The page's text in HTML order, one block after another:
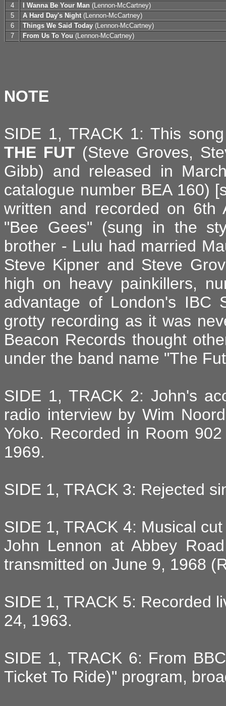
4
I Wanna Be Your Man (Lennon-McCartney)
5
A Hard Day's Night (Lennon-McCartney)
6
Things We Said Today (Lennon-McCartney)
7
From Us To You (Lennon-McCartney)
NOTE
SIDE 1, TRACK 1: This
THE FUT (Steve Groves,
Gibb) and released in
catalogue number BEA 160)
written and recorded on 6th
"Bee Gees" (sung in the
brother - Lulu had married
Steve Kipner and Steve
high on heavy painkillers,
advantage of London's IBC
grotty recording as it was
Beacon Records thought
under the band name "The
SIDE 1, TRACK 2: John's
radio interview by Wim
Yoko. Recorded in Room
1969.
SIDE 1, TRACK 3: Rejected
SIDE 1, TRACK 4: Musical
John Lennon at Abbey
transmitted on June 9, 1968
SIDE 1, TRACK 5: Recorded
24, 1963.
SIDE 1, TRACK 6: From
Ticket To Ride)" program,